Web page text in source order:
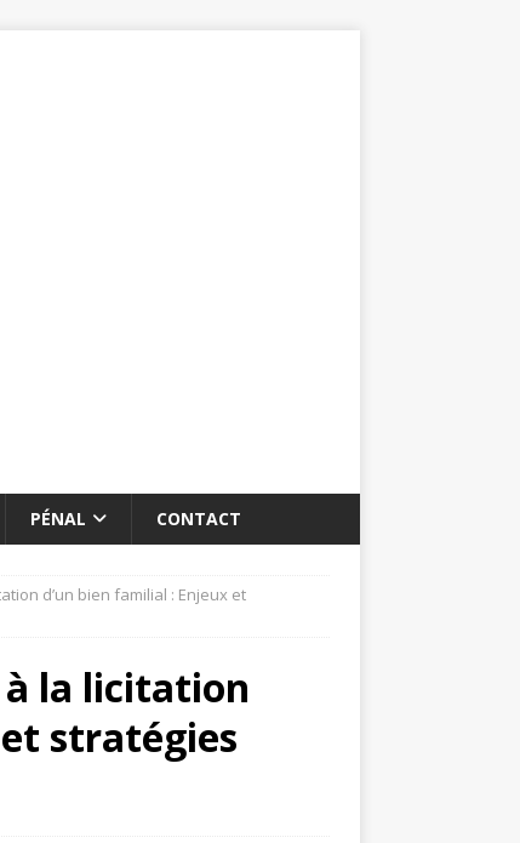
PÉNAL CONTACT
d’un bien familial : Enjeux et
la licitation
stratégies